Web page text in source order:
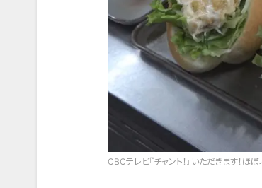
CBCテレビ『チャント！』いただきます！ほ